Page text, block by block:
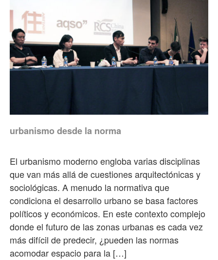
urbanismo desde la norma
El urbanismo moderno engloba varias disciplinas
que van más allá de cuestiones arquitectónicas y
sociológicas. A menudo la normativa que
condiciona el desarrollo urbano se basa factores
políticos y económicos. En este contexto complejo
donde el futuro de las zonas urbanas es cada vez
más difícil de predecir, ¿pueden las normas
acomodar espacio para la […]